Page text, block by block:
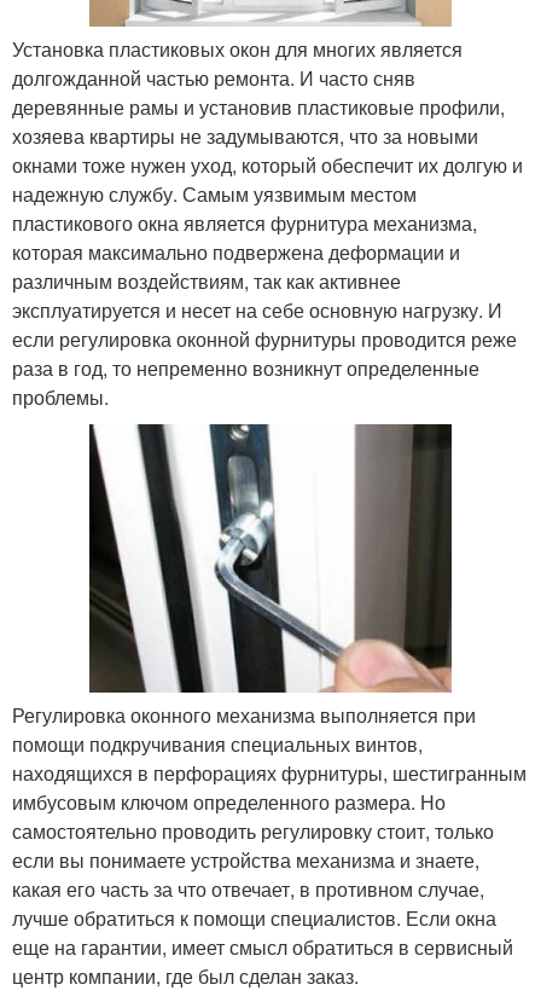
Установка пластиковых окон для многих является
долгожданной частью ремонта. И часто сняв
деревянные рамы и установив пластиковые профили,
хозяева квартиры не задумываются, что за новыми
окнами тоже нужен уход, который обеспечит их долгую и
надежную службу. Самым уязвимым местом
пластикового окна является фурнитура механизма,
которая максимально подвержена деформации и
различным воздействиям, так как активнее
эксплуатируется и несет на себе основную нагрузку. И
если регулировка оконной фурнитуры проводится реже
раза в год, то непременно возникнут определенные
проблемы.
Регулировка оконного механизма выполняется при
помощи подкручивания специальных винтов,
находящихся в перфорациях фурнитуры, шестигранным
имбусовым ключом определенного размера. Но
самостоятельно проводить регулировку стоит, только
если вы понимаете устройства механизма и знаете,
какая его часть за что отвечает, в противном случае,
лучше обратиться к помощи специалистов. Если окна
еще на гарантии, имеет смысл обратиться в сервисный
центр компании, где был сделан заказ.